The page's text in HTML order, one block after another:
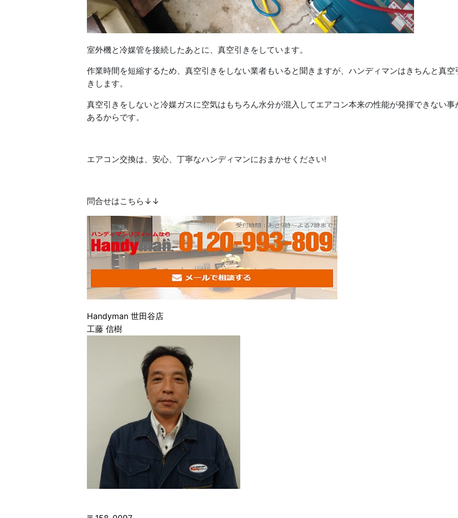
室外機と冷媒管を接続したあとに、真空引きをしています。
作業時間を短縮するため、真空引きをしない業者もいると聞きますが、ハンディマンはきちんと真空
きします。
真空引きをしないと冷媒ガスに空気はもちろん水分が混入してエアコン本来の性能が発揮できない事
あるからです。
エアコン交換は、安心、丁寧なハンディマンにおまかせください!
問合せはこちら↓↓
Handyman 世田谷店
工藤 信樹